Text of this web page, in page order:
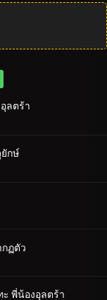
ลตร้า
กษ์
กฏตัว
พี่น้องอุลตร้า